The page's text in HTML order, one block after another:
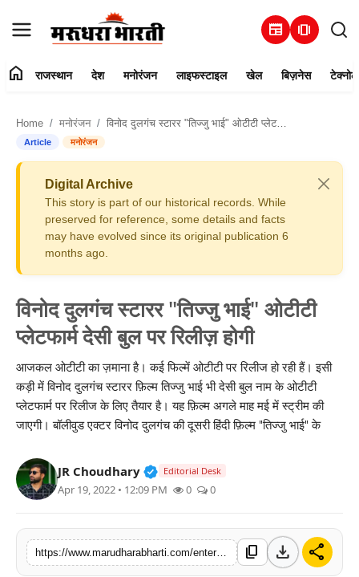
newspaper amp_stories
संपर्क करें
राजस्थान
मनोरंजन
लाइफस्टाइल
खेल
बिज़नेस
टेक्नोलॉजी
शिक्षा
वीडियो
home राजस्थान देश मनोरंजन लाइफस्टाइल खेल बिज़नेस
Home मनोरंजन विनोद दुलगंच स्टारर "तिज्जु भाई" ओटीटी प्लेटफार्म देसी बुल पर रिलीज़ होगी
Article मनोरंजन
Digital Archive
This story is part of our historical records. While
preserved for reference, some details and facts
may have evolved since its original publication 6
months ago.
विनोद दुलगंच स्टारर "तिज्जु भाई" ओटीटी
प्लेटफार्म देसी बुल पर रिलीज़ होगी
आजकल ओटीटी का ज़माना है। कई फिल्में ओटीटी पर रिलीज हो रही हैं। इसी
कड़ी में विनोद दुलगंच स्टारर फ़िल्म तिज्जु भाई भी देसी बुल नाम के ओटीटी
प्लेटफार्म पर रिलीज के लिए तैयार है। यह फ़िल्म अगले माह मई में स्ट्रीम की
जाएगी। बॉलीवुड एक्टर विनोद दुलगंच की दूसरी हिंदी फ़िल्म "तिज्जु भाई" के
JR Choudhary Verified Public Figure • 30 Mar,
Editorial Desk
Apr 19, 2022 • 12:09 PM 0 0
https://www.marudharabharti.com/entertainment/vinod-dulganch-starrer-tijju-bhai-to content_copy download share